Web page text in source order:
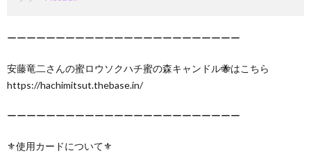
ーーーーーーーーーーーーーーーーーーーーーーーー
安藤竜二さんの蜜ロウソクハチ蜜の森キャンドル🐝はこちら
https://hachimitsut.thebase.in/
ーーーーーーーーーーーーーーーーーーーーーーーー
⚜️使用カードについて⚜️